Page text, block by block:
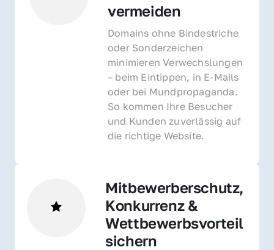
vermeiden
Domains ohne Bindestriche
oder Sonderzeichen
minimieren Verwechslungen
– beim Eintippen, in E-Mails
oder bei Mundpropaganda.
So kommen Ihre Besucher
und Kunden zuverlässig auf
die richtige Website.
Mitbewerberschutz,
Konkurrenz &
Wettbewerbsvorteil
sichern